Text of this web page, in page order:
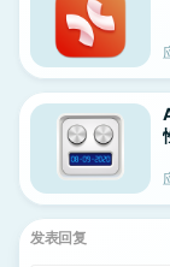
发表回复